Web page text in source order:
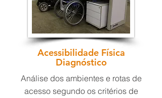
Acessibilidade Física
Diagnóstico
Análise dos ambientes e rotas de
acesso segundo os critérios de